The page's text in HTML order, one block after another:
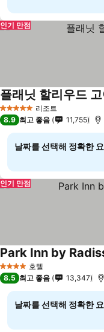
인기 만점
5 성급 리조트
플래닛 할리우드
8.9 최고 좋음 11,755
날짜를 선택해 정확한
인기 만점
4 성급 호텔
Park Inn by
8.5 최고 좋음 13,347
날짜를 선택해 정확한